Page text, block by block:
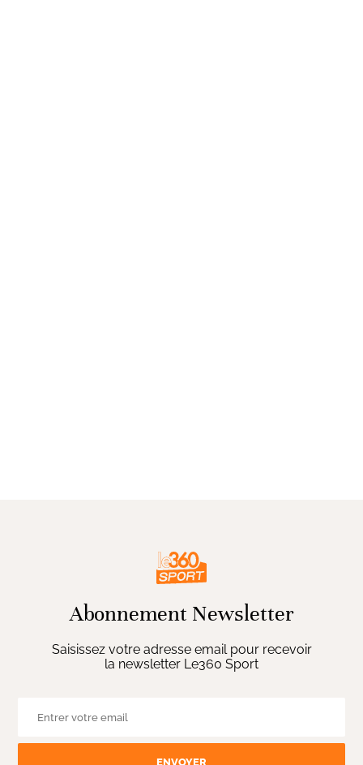
Abonnement Newsletter
Saisissez votre adresse email pour recevoir
la newsletter Le360 Sport
ENVOYER